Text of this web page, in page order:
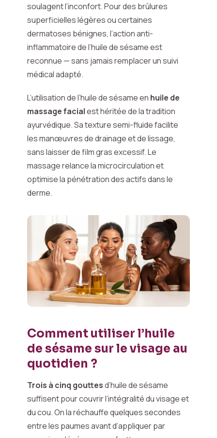
soulagent l’inconfort. Pour des brûlures
superficielles légères ou certaines
dermatoses bénignes, l’action anti-
inflammatoire de l’huile de sésame est
reconnue — sans jamais remplacer un suivi
médical adapté.
L’utilisation de l’huile de sésame en huile de
massage facialest héritée de la tradition
ayurvédique. Sa texture semi-fluide facilite
les manœuvres de drainage et de lissage,
sans laisser de film gras excessif. Le
massage relance la microcirculation et
optimise la pénétration des actifs dans le
derme.
Comment utiliser l’huile
de sésame sur le visage au
quotidien ?
Trois à cinq gouttesd’huile de sésame
suffisent pour couvrir l’intégralité du visage et
du cou. On la réchauffe quelques secondes
entre les paumes avant d’appliquer par